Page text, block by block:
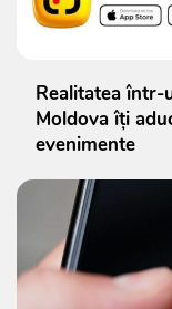
Realitatea într-
Moldova îți
evenimente